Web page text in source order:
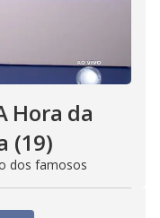
Hora da
(19)
dos famosos